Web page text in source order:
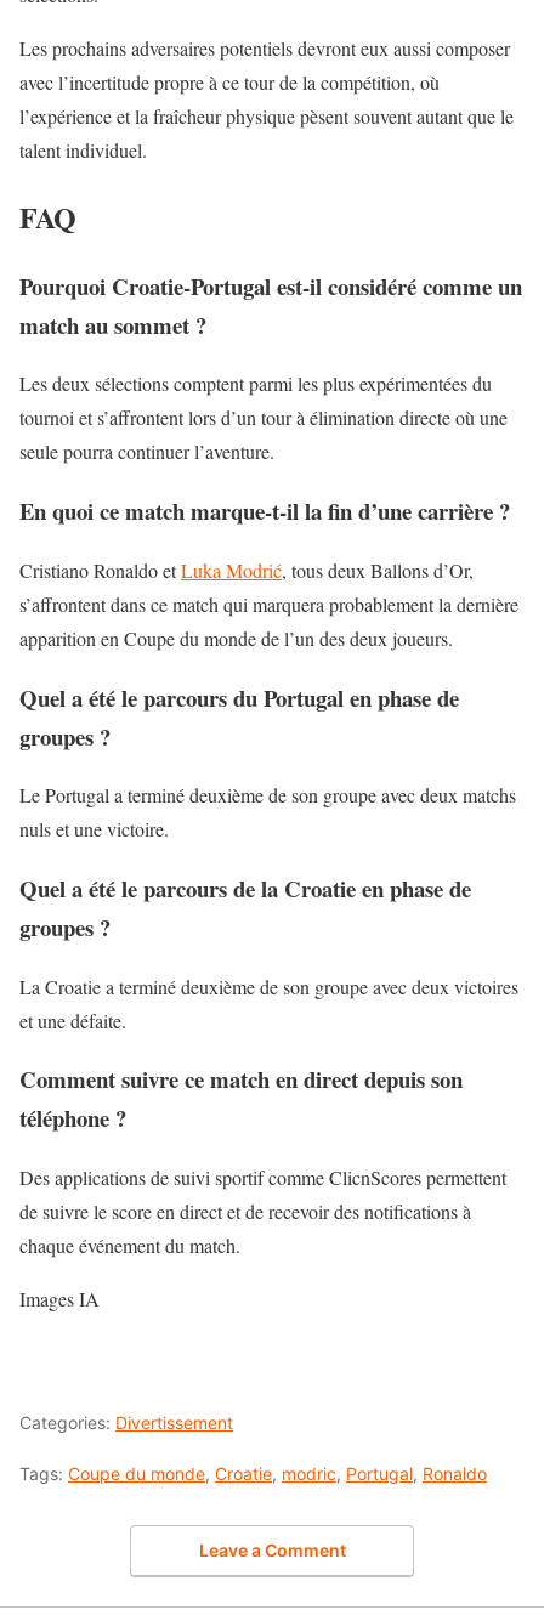
Les prochains adversaires potentiels devront eux aussi composer
avec l’incertitude propre à ce tour de la compétition, où
l’expérience et la fraîcheur physique pèsent souvent autant que le
talent individuel.
FAQ
Pourquoi Croatie-Portugal est-il considéré comme un
match au sommet ?
Les deux sélections comptent parmi les plus expérimentées du
tournoi et s’affrontent lors d’un tour à élimination directe où une
seule pourra continuer l’aventure.
En quoi ce match marque-t-il la fin d’une carrière ?
Cristiano Ronaldo etLuka Modrić, tous deux Ballons d’Or,
s’affrontent dans ce match qui marquera probablement la dernière
apparition en Coupe du monde de l’un des deux joueurs.
Quel a été le parcours du Portugal en phase de
groupes ?
Le Portugal a terminé deuxième de son groupe avec deux matchs
nuls et une victoire.
Quel a été le parcours de la Croatie en phase de
groupes ?
La Croatie a terminé deuxième de son groupe avec deux victoires
et une défaite.
Comment suivre ce match en direct depuis son
téléphone ?
Des applications de suivi sportif comme ClicnScores permettent
de suivre le score en direct et de recevoir des notifications à
chaque événement du match.
Images IA
Categories: Divertissement
Tags: Coupe du monde, Croatie, modric, Portugal, Ronaldo
Leave a Comment